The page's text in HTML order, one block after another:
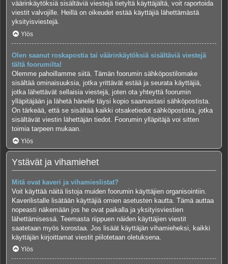
väärinkäytöksiä sisältäviä viestejä tietyltä käyttäjältä, voit raportoida
viestit valvojille. Heillä on oikeudet estää käyttäjiä lähettämästä
yksityisviestejä.
Ylös
Olen saanut roskapostia tai väärinkäytöksiä sisältäviä viestejä
tältä foorumilta!
Olemme pahoillamme siitä. Tämän foorumin sähköpostilomake
sisältää ominaisuuksia, jotka yrittävät estää ja seurata käyttäjiä,
jotka lähettävät sellaisia viestejä, joten ota yhteyttä foorumin
ylläpitäjään ja lähetä hänelle täysi kopio saamastasi sähköpostista.
On tärkeää, että se sisältää kaikki otsaketiedot sähköpostista, jotka
sisältävät viestin lähettäjän tiedot. Foorumin ylläpitäjä voi sitten
toimia tarpeen mukaan.
Ylös
Ystävät ja vihamiehet
Mitä ovat kaveri ja vihamieslistat?
Voit käyttää näitä listoja muiden foorumin käyttäjien organisointiin.
Kaverilistalle lisätään käyttäjiä omien asetusten kautta. Tämä auttaa
nopeasti näkemään jos he ovat paikalla ja yksityisviestien
lähettämisessä. Teemasta riippuen näiden käyttäjien viestit
saatetaan myös korostaa. Jos lisäät käyttäjän vihamieheksi, kaikki
käyttäjän kirjoittamat viestit piilotetaan oletuksena.
Ylös